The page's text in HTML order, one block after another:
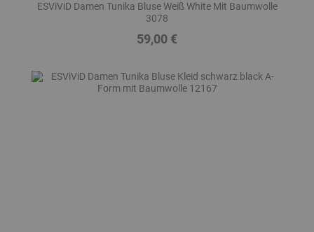
ESViViD Damen Tunika Bluse Weiß White Mit Baumwolle
3078
Preis
59,00 €